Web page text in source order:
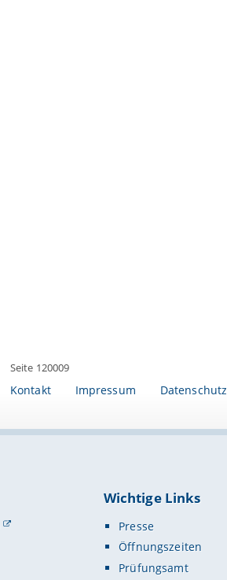
Seite 120009
Kontakt Impressum Datenschutz
Wichtige Links
Presse
Öffnungszeiten
Prüfungsamt